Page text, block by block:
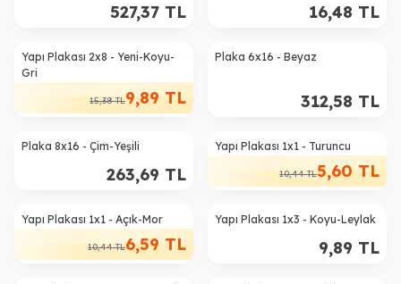
527,37 TL 16,48 TL
%36
Yapı Plakası 2x8 - Yeni-Koyu-
Gri
15,38TL9,89 TL
Plaka 6x16 - Beyaz
312,58 TL
Plaka 8x16 - Çim-Yeşili
263,69 TL
%46
Yapı Plakası 1x1 - Turuncu
10,44TL5,60 TL
%37
Yapı Plakası 1x1 - Açık-Mor
10,44TL6,59 TL
Yapı Plakası 1x3 - Koyu-Leylak
9,89 TL